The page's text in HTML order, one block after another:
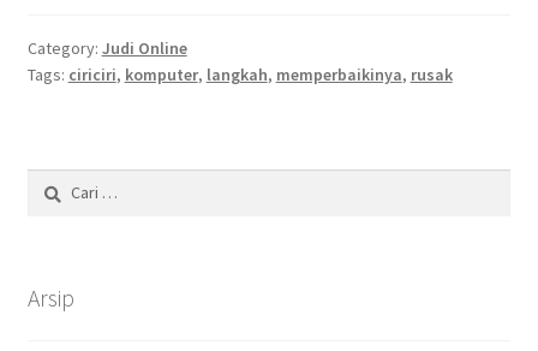
Category: Judi Online
Tags: ciriciri, komputer, langkah, memperbaikinya, rusak
untuk:
Arsip